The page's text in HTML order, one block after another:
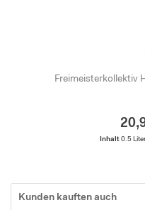
Freimeisterkollektiv
Inhalt 0.5
Kunden kauften auch